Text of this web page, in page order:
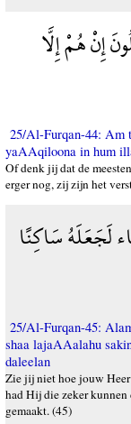
إِنْ هُمْ إِلَّا
25/Al-Furqan-44: Am
yaAAqiloona in hum
Of denk jij dat de
erger nog, zij zijn het
لَجَعَلَهُ سَاكِنًا
25/Al-Furqan-45:
shaa lajaAAalahu
daleelan
Zie jij niet hoe jouw
had Hij die zeker
gemaakt. (45)